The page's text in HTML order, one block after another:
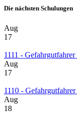
Die nächsten Schulungen
Aug
17
1111 -
Aug
17
1110 -
Aug
18